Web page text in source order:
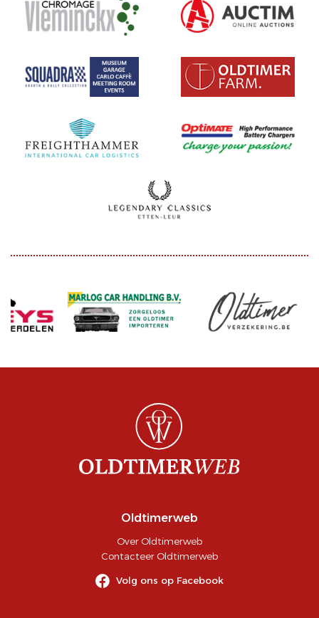
Oldtimerweb
Over Oldtimerweb
Contacteer Oldtimerweb
Volg ons op Facebook